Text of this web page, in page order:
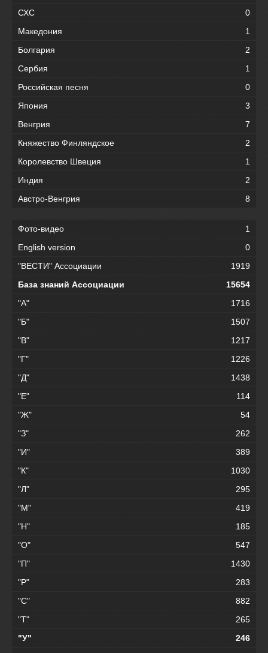
СХС
0
Македония
1
Болгария
2
Сербия
1
Российская песня
0
Япония
3
Венгрия
7
Княжество Финляндское
2
Королевство Швеция
1
Индия
2
Австро-Венгрия
8
Фото-видео
1
English version
0
"ВЕСТИ" Ассоциации
1919
База знаний Ассоциации
15654
"А"
1716
"Б"
1507
"В"
1217
"Г"
1226
"Д"
1438
"Е"
114
"Ж"
54
"З"
262
"И"
389
"К"
1030
"Л"
295
"М"
419
"Н"
185
"О"
547
"П"
1430
"Р"
283
"С"
882
"Т"
265
"У"
246